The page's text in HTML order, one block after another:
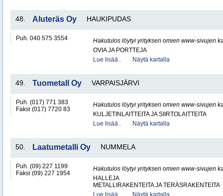
48. Aluteräs Oy HAUKIPUDAS
Puh. 040 575 3554
Hakutulos löytyi yrityksen omien www-sivujen
OVIA JA PORTTEJA
Lue lisää..
Näytä kartalla
49. Tuometall Oy VARPAISJÄRVI
Puh. (017) 771 383
Faksi (017) 7720 83
Hakutulos löytyi yrityksen omien www-sivujen
KULJETINLAITTEITA JA SIIRTOLAITTEITA
Lue lisää..
Näytä kartalla
50. Laatumetalli Oy NUMMELA
Puh. (09) 227 1199
Faksi (09) 227 1954
Hakutulos löytyi yrityksen omien www-sivujen
HALLEJA
METALLIRAKENTEITA JA TERÄSRAKENTEITA
Lue lisää..
Näytä kartalla